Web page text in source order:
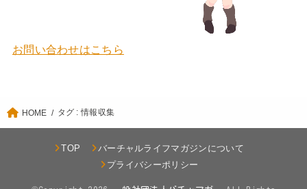
お問い合わせはこちら
HOME タグ : 情報収集
TOP
バーチャルライフマガジンについて
プライバシーポリシー